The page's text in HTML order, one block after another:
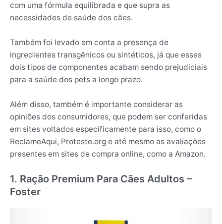
com uma fórmula equilibrada e que supra as
necessidades de saúde dos cães.
Também foi levado em conta a presença de
ingredientes transgênicos ou sintéticos, já que esses
dois tipos de componentes acabam sendo prejudiciais
para a saúde dos pets a longo prazo.
Além disso, também é importante considerar as
opiniões dos consumidores, que podem ser conferidas
em sites voltados especificamente para isso, como o
ReclameAqui, Proteste.org e até mesmo as avaliações
presentes em sites de compra online, como a Amazon.
1. Ração Premium Para Cães Adultos –
Foster